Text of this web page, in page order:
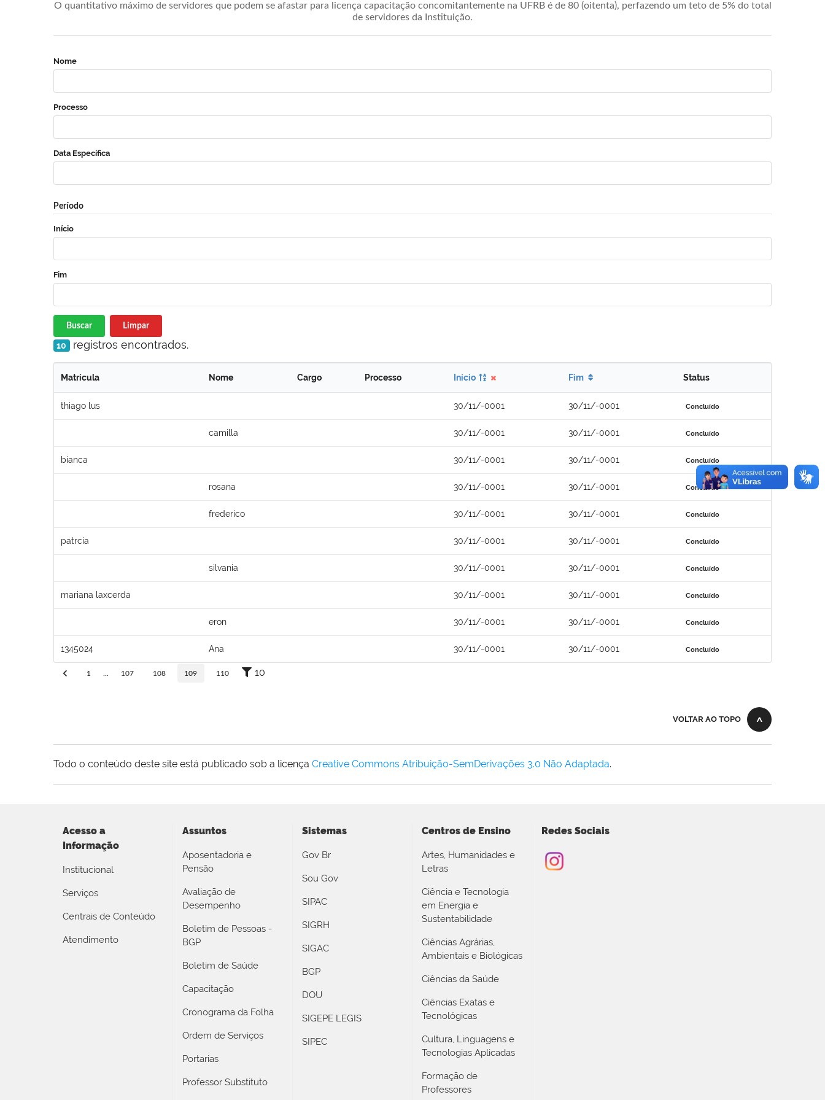
O quantitativo máximo de servidores que podem se afastar para licença capacitação concomitantemente na UFRB é de 80 (oitenta), perfazendo um teto de 5% do total
de servidores da Instituição.
Nome
Processo
Data Específica
Período
Início
Fim
Buscar Limpar
10 registros encontrados.
Matrícula Nome Cargo Processo Início Fim Status
thiago lus 30/11/-0001 30/11/-0001 Concluído
camilla 30/11/-0001 30/11/-0001 Concluído
bianca 30/11/-0001 30/11/-0001 Concluído
rosana 30/11/-0001 30/11/-0001 Concluído
frederico 30/11/-0001 30/11/-0001 Concluído
patrcia 30/11/-0001 30/11/-0001 Concluído
silvania 30/11/-0001 30/11/-0001 Concluído
mariana laxcerda 30/11/-0001 30/11/-0001 Concluído
eron 30/11/-0001 30/11/-0001 Concluído
1345024 Ana 30/11/-0001 30/11/-0001 Concluído
1 107 108 109 110 10
VOLTAR AO TOPO
Todo o conteúdo deste site está publicado sob a licença Creative Commons Atribuição-SemDerivações 3.0 Não Adaptada.
Acesso a
Informação
Institucional
Serviços
Centrais de Conteúdo
Atendimento
Assuntos
Aposentadoria e
Pensão
Avaliação de
Desempenho
Boletim de Pessoas -
BGP
Boletim de Saúde
Capacitação
Cronograma da Folha
Ordem de Serviços
Portarias
Professor Substituto
Sistemas
Gov Br
Sou Gov
SIPAC
SIGRH
SIGAC
BGP
DOU
SIGEPE LEGIS
SIPEC
Centros de Ensino
Artes, Humanidades e
Letras
Ciência e Tecnologia
em Energia e
Sustentabilidade
Ciências Agrárias,
Ambientais e Biológicas
Ciências da Saúde
Ciências Exatas e
Tecnológicas
Cultura, Linguagens e
Tecnologias Aplicadas
Formação de
Professores
Redes Sociais